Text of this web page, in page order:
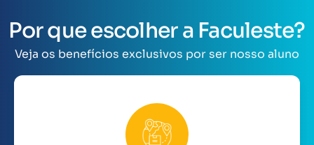
Por que escolher a Faculeste?
Veja os benefícios exclusivos por ser nosso aluno